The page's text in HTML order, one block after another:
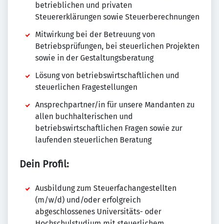
betrieblichen und privaten
Steuererklärungen sowie Steuerberechnungen
Mitwirkung bei der Betreuung von
Betriebsprüfungen, bei steuerlichen Projekten
sowie in der Gestaltungsberatung
Lösung von betriebswirtschaftlichen und
steuerlichen Fragestellungen
Ansprechpartner/in für unsere Mandanten zu
allen buchhalterischen und
betriebswirtschaftlichen Fragen sowie zur
laufenden steuerlichen Beratung
Dein Profil:
Ausbildung zum Steuerfachangestellten
(m/w/d) und/oder erfolgreich
abgeschlossenes Universitäts- oder